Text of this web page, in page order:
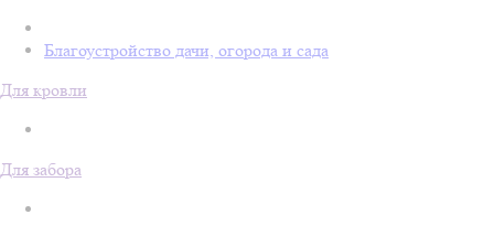
Благоустройство дачи, огорода и сада
Для кровли
Для забора